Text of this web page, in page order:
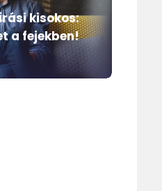
kisokos:
a fejekben!